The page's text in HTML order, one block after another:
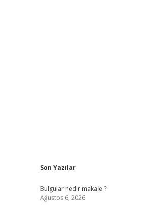
Sidebar
Son Yazılar
Bulgular nedir makale ?
Ağustos 6, 2026